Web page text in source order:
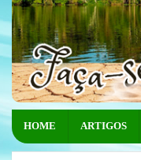
HOME ARTIGOS